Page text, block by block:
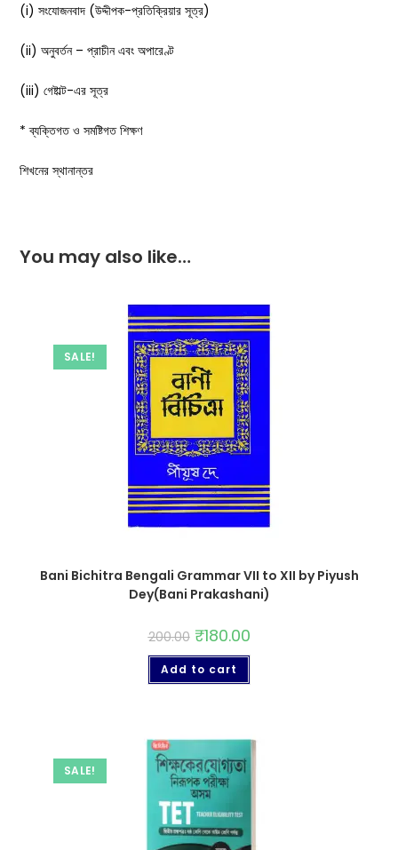
(i) সংযোজনবাদ (উদ্দীপক-প্রতিক্রিয়ার সূত্র)
(ii) অনুবর্তন – প্রাচীন এবং অপারেণ্ট
(iii) গেষ্টাল্ট-এর সূত্র
* ব্যক্তিগত ও সমষ্টিগত শিক্ষণ
শিখনের স্থানান্তর
You may also like…
SALE!
Bani Bichitra Bengali Grammar VII to XII by Piyush
Dey(Bani Prakashani)
200.00 ₹180.00
Add to cart
SALE!